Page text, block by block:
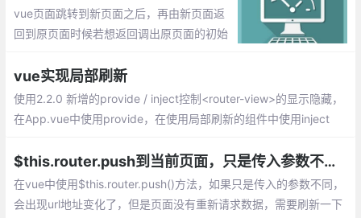
vue页面跳转到新页面之后，再由新页面返
回到原页面时候若想返回调出原页面的初始
x存储滚动状态，2、使用缓存keepAlive的
实现
vue实现局部刷新
使用2.2.0 新增的provide / inject控制<router-view>的显示隐藏，
在App.vue中使用provide，在使用局部刷新的组件中使用inject
$this.router.push到当前页面，只是传入参数不同，页面不刷新的问题解决
在vue中使用$this.router.push()方法，如果只是传入的参数不同，
会出现url地址变化了，但是页面没有重新请求数据，需要刷新一下